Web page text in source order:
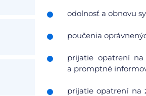
odolnosť a obnovu
poučenia
prijatie opatrení na
a promptné
prijatie opatrení na